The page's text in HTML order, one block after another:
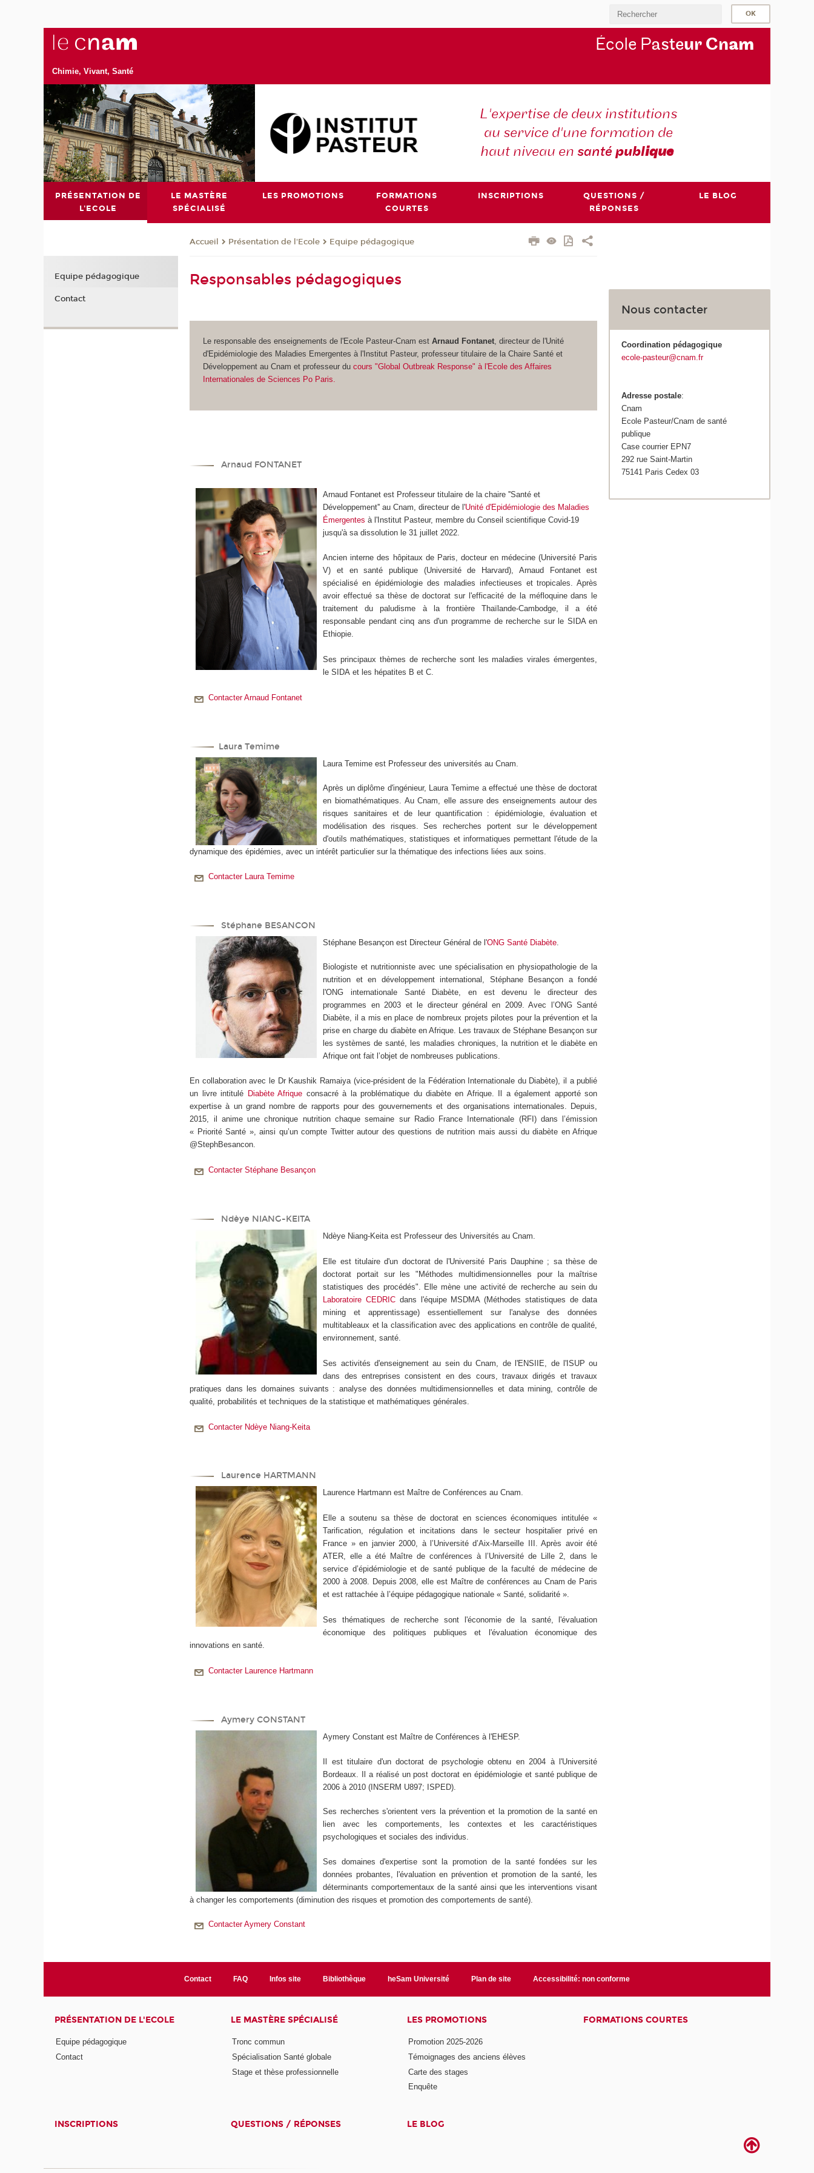
Chimie, Vivant, Santé
École Pasteur Cnam
L'expertise de deux institutions
au service d'une formation de
haut niveau en santé publique
PRÉSENTATION DE
L'ECOLE
LE MASTÈRE
SPÉCIALISÉ
LES PROMOTIONS
FORMATIONS
COURTES
INSCRIPTIONS
QUESTIONS /
RÉPONSES
LE BLOG
Accueil Présentation de l'Ecole Equipe pédagogique
Responsables pédagogiques
Le responsable des enseignements de l'Ecole Pasteur-Cnam estArnaud Fontanet , directeur de l'Unité
d'Epidémiologie des Maladies Emergentes à l'Institut Pasteur, professeur titulaire de la Chaire Santé et
Développement au Cnam et professeur ducours "Global Outbreak Response" à l'Ecole des Affaires
Internationales de Sciences Po Paris.
Arnaud FONTANET
Arnaud Fontanet est Professeur titulaire de la chaire ''Santé et
Développement'' au Cnam, directeur de l'Unité d'Epidémiologie des Maladies
Émergentes à l'Institut Pasteur, membre du Conseil scientifique Covid-19
jusqu'à sa dissolution le 31 juillet 2022.
Ancien interne des hôpitaux de Paris, docteur en médecine (Université Paris
V) et en santé publique (Université de Harvard), Arnaud Fontanet est
spécialisé en épidémiologie des maladies infectieuses et tropicales. Après
avoir effectué sa thèse de doctorat sur l'efficacité de la méfloquine dans le
traitement du paludisme à la frontière Thaïlande-Cambodge, il a été
responsable pendant cinq ans d'un programme de recherche sur le SIDA en
Ethiopie.
Ses principaux thèmes de recherche sont les maladies virales émergentes,
le SIDA et les hépatites B et C.
Contacter Arnaud Fontanet
Laura Temime
Laura Temime est Professeur des universités au Cnam.
Après un diplôme d'ingénieur, Laura Temime a effectué une thèse de doctorat
en biomathématiques. Au Cnam, elle assure des enseignements autour des
risques sanitaires et de leur quantification : épidémiologie, évaluation et
modélisation des risques. Ses recherches portent sur le développement
d'outils mathématiques, statistiques et informatiques permettant l'étude de la
dynamique des épidémies, avec un intérêt particulier sur la thématique des infections liées aux soins.
Contacter Laura Temime
Stéphane BESANCON
Stéphane Besançon est Directeur Général de l'ONG Santé Diabète
Biologiste et nutritionniste avec une spécialisation en physiopathologie de la
nutrition et en développement international, Stéphane Besançon a fondé
l'ONG internationale Santé Diabète, en est devenu le directeur des
programmes en 2003 et le directeur général en 2009. Avec l’ONG Santé
Diabète, il a mis en place de nombreux projets pilotes pour la prévention et la
prise en charge du diabète en Afrique. Les travaux de Stéphane Besançon sur
les systèmes de santé, les maladies chroniques, la nutrition et le diabète en
Afrique ont fait l’objet de nombreuses publications.
En collaboration avec le Dr Kaushik Ramaiya (vice-président de la Fédération Internationale du Diabète), il a publié
un livre intitulé Diabète Afrique consacré à la problématique du diabète en Afrique. Il a également apporté son
expertise à un grand nombre de rapports pour des gouvernements et des organisations internationales. Depuis,
2015, il anime une chronique nutrition chaque semaine sur Radio France Internationale (RFI) dans l’émission
« Priorité Santé », ainsi qu’un compte Twitter autour des questions de nutrition mais aussi du diabète en Afrique
@StephBesancon.
Contacter Stéphane Besançon
Ndèye NIANG-KEITA
Ndèye Niang-Keita est Professeur des Universités au Cnam.
Elle est titulaire d'un doctorat de l'Université Paris Dauphine ; sa thèse de
doctorat portait sur les "Méthodes multidimensionnelles pour la maîtrise
statistiques des procédés". Elle mène une activité de recherche au sein du
Laboratoire CEDRIC dans l'équipe MSDMA (Méthodes statistiques de data
mining et apprentissage) essentiellement sur l'analyse des données
multitableaux et la classification avec des applications en contrôle de qualité,
environnement, santé.
Ses activités d'enseignement au sein du Cnam, de l'ENSIIE, de l'ISUP ou
dans des entreprises consistent en des cours, travaux dirigés et travaux
pratiques dans les domaines suivants : analyse des données multidimensionnelles et data mining, contrôle de
qualité, probabilités et techniques de la statistique et mathématiques générales.
Contacter Ndèye Niang-Keita
Laurence HARTMANN
Laurence Hartmann est Maître de Conférences au Cnam.
Elle a soutenu sa thèse de doctorat en sciences économiques intitulée «
Tarification, régulation et incitations dans le secteur hospitalier privé en
France » en janvier 2000, à l’Université d’Aix-Marseille III. Après avoir été
ATER, elle a été Maître de conférences à l’Université de Lille 2, dans le
service d’épidémiologie et de santé publique de la faculté de médecine de
2000 à 2008. Depuis 2008, elle est Maître de conférences au Cnam de Paris
et est rattachée à l’équipe pédagogique nationale « Santé, solidarité ».
Ses thématiques de recherche sont l'économie de la santé, l'évaluation
économique des politiques publiques et l'évaluation économique des
innovations en santé.
Contacter Laurence Hartmann
Aymery CONSTANT
Aymery Constant est Maître de Conférences à l'EHESP.
Il est titulaire d'un doctorat de psychologie obtenu en 2004 à l'Université
Bordeaux. Il a réalisé un post doctorat en épidémiologie et santé publique de
2006 à 2010 (INSERM U897; ISPED).
Ses recherches s'orientent vers la prévention et la promotion de la santé en
lien avec les comportements, les contextes et les caractéristiques
psychologiques et sociales des individus.
Ses domaines d'expertise sont la promotion de la santé fondées sur les
données probantes, l'évaluation en prévention et promotion de la santé, les
déterminants comportementaux de la santé ainsi que les interventions visant
à changer les comportements (diminution des risques et promotion des comportements de santé).
Contacter Aymery Constant
Nous contacter
Coordination pédagogique
ecole-pasteur@cnam.fr
Adresse postale:
Cnam
Ecole Pasteur/Cnam de santé
publique
Case courrier EPN7
292 rue Saint-Martin
75141 Paris Cedex 03
Equipe pédagogique
Contact
Contact FAQ Infos site Bibliothèque heSam Université Plan de site Accessibilité: non conforme
PRÉSENTATION DE L'ECOLE
Equipe pédagogique
Contact
LE MASTÈRE SPÉCIALISÉ
Tronc commun
Spécialisation Santé globale
Stage et thèse professionnelle
LES PROMOTIONS
Promotion 2025-2026
Témoignages des anciens élèves
Carte des stages
Enquête
FORMATIONS COURTES
INSCRIPTIONS QUESTIONS / RÉPONSES LE BLOG